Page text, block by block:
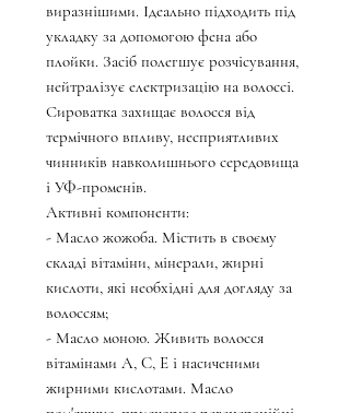
виразнішими. Ідеально підходить під
укладку за допомогою фена або
плойки. Засіб полегшує розчісування,
нейтралізує електризацію на волоссі.
Сироватка захищає волосся від
термічного впливу, несприятливих
чинників навколишнього середовища
і УФ-променів.
Активні компоненти:
- Масло жожоба. Містить в своєму
складі вітаміни, мінерали, жирні
кислоти, які необхідні для догляду за
волоссям;
- Масло моною. Живить волосся
вітамінами A, C, E і насиченими
жирними кислотами. Масло